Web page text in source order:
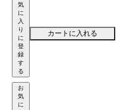
気
に
入
り
に
登
録
す
る
カートに入れる
お
気
に